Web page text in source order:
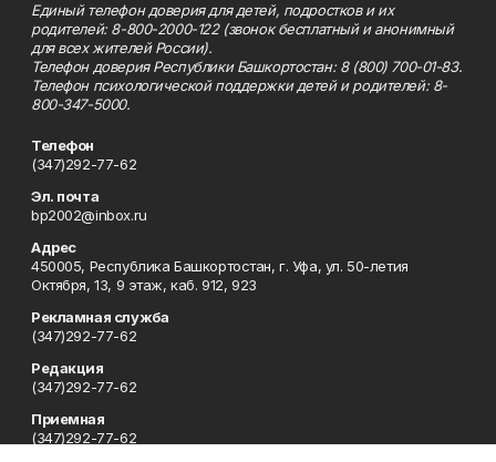
Единый телефон доверия для детей, подростков и их
родителей: 8-800-2000-122 (звонок бесплатный и анонимный
для всех жителей России).
Телефон доверия Республики Башкортостан: 8 (800) 700-01-83.
Телефон психологической поддержки детей и родителей: 8-
800-347-5000.
Телефон
(347)292-77-62
Эл. почта
bp2002@inbox.ru
Адрес
450005, Республика Башкортостан, г. Уфа, ул. 50-летия
Октября, 13, 9 этаж, каб. 912, 923
Рекламная служба
(347)292-77-62
Редакция
(347)292-77-62
Приемная
(347)292-77-62